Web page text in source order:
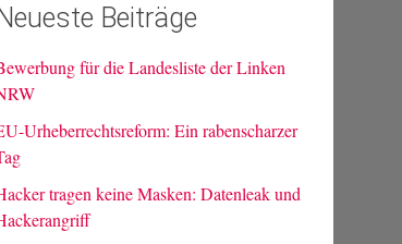
Neueste Beiträge
für die Landesliste der Linken
Urheberrechtsreform: Ein rabenscharzer
tragen keine Masken: Datenleak und